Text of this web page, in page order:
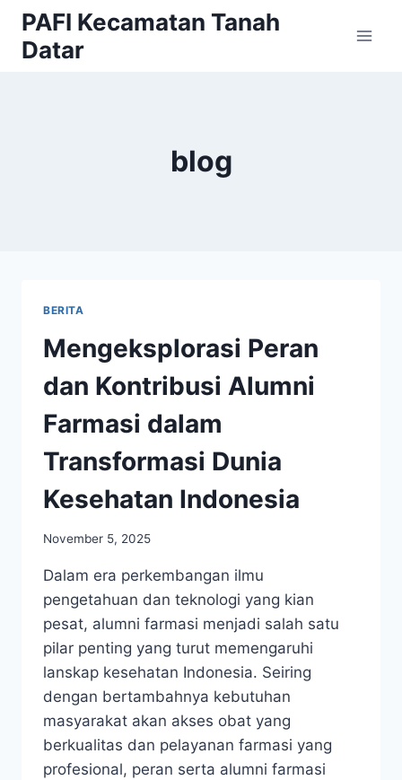
Skip
content
PAFI Kecamatan Tanah
Datar
blog
BERITA
Mengeksplorasi Peran
dan Kontribusi Alumni
Farmasi dalam
Transformasi Dunia
Kesehatan Indonesia
November 5, 2025
Dalam era perkembangan ilmu
pengetahuan dan teknologi yang kian
pesat, alumni farmasi menjadi salah satu
pilar penting yang turut memengaruhi
lanskap kesehatan Indonesia. Seiring
dengan bertambahnya kebutuhan
masyarakat akan akses obat yang
berkualitas dan pelayanan farmasi yang
profesional, peran serta alumni farmasi